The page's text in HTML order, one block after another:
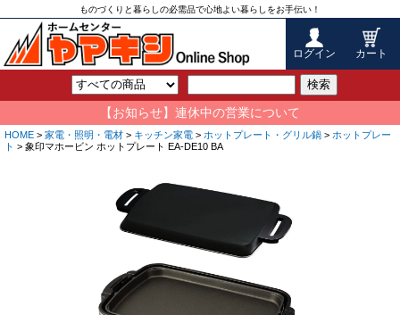
ものづくりと暮らしの必需品で心地よい暮らしをお手伝い！
ログイン カート
検索
【お知らせ】連休中の営業について
HOME > 家電・照明・電材 > キッチン家電 > ホットプレート・グリル鍋 > ホットプレー
ト > 象印マホービン ホットプレート EA-DE10 BA